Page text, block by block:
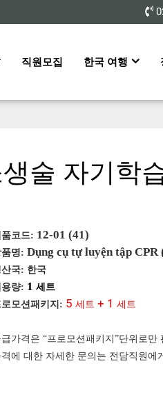
직원모집 한국 여행
술 자기학
코드: 12-01 (41)
명: Dụng cụ tự luyện tập
국: 한국
용량: 1 세트
모션패키지 : 5 세트 + 1 세트
급가격은 “프로모션패키지 ”단위로만
격에 대한 자세한 문의는 전담직원에